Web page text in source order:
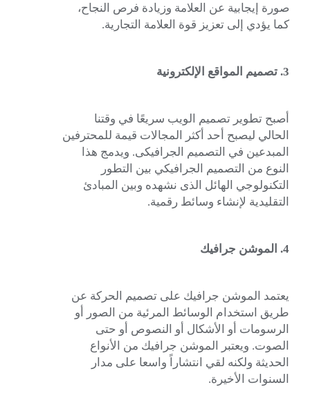
صورة إيجابية عن العلامة وزيادة فرص النجاح،
كما يؤدي إلى تعزيز قوة العلامة التجارية.
3. تصميم المواقع الإلكترونية
أصبح تطوير تصميم الويب سريعًا في وقتنا
الحالي ليصبح أحد أكثر المجالات قيمة للمحترفين
المبدعين في التصميم الجرافيكى. ويدمج هذا
النوع من التصميم الجرافيكي بين التطور
التكنولوجي الهائل الذى نشهده وبين المبادئ
التقليدية لإنشاء وسائط رقمية.
4. الموشن جرافيك
يعتمد الموشن جرافيك على تصميم الحركة عن
طريق استخدام الوسائط المرئية من الصور أو
الرسومات أو الأشكال أو النصوص أو حتى
الصوت. ويعتبر الموشن جرافيك من الأنواع
الحديثة ولكنه لقي انتشاراً واسعا على مدار
السنوات الأخيرة.